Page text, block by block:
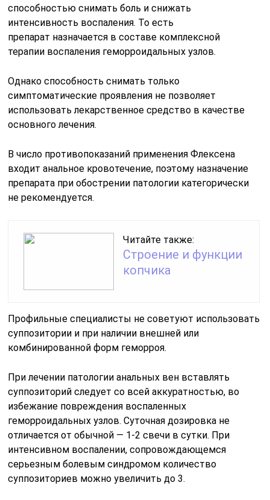
способностью снимать боль и снижать
интенсивность воспаления. То есть
препарат назначается в составе комплексной
терапии воспаления геморроидальных узлов.
Однако способность снимать только
симптоматические проявления не позволяет
использовать лекарственное средство в качестве
основного лечения.
В число противопоказаний применения Флексена
входит анальное кровотечение, поэтому назначение
препарата при обострении патологии категорически
не рекомендуется.
Читайте также:
Строение и функции
копчика
Профильные специалисты не советуют использовать
суппозитории и при наличии внешней или
комбинированной форм геморроя.
При лечении патологии анальных вен вставлять
суппозиторий следует со всей аккуратностью, во
избежание повреждения воспаленных
геморроидальных узлов. Суточная дозировка не
отличается от обычной — 1-2 свечи в сутки. При
интенсивном воспалении, сопровождающемся
серьезным болевым синдромом количество
суппозиториев можно увеличить до 3.